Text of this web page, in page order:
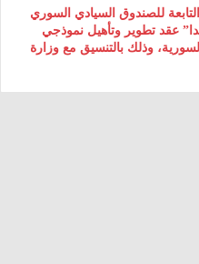
للصندوق السيادي السوري
عقد تطوير وتأهيل نموذجي
وذلك بالتنسيق مع وزارة